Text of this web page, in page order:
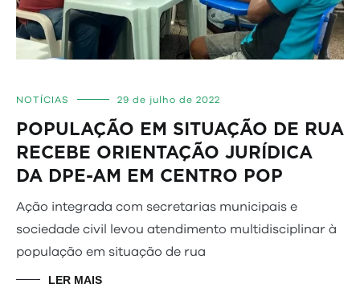
NOTÍCIAS 29 de julho de 2022
POPULAÇÃO EM SITUAÇÃO DE RUA
RECEBE ORIENTAÇÃO JURÍDICA
DA DPE-AM EM CENTRO POP
Ação integrada com secretarias municipais e
sociedade civil levou atendimento multidisciplinar à
população em situação de rua
LER MAIS